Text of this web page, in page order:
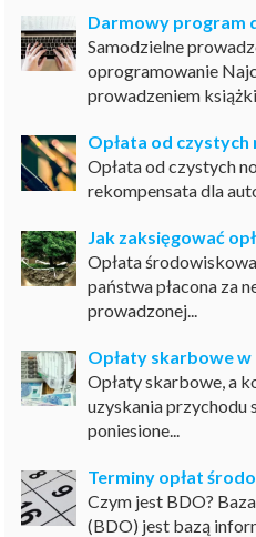
Darmowy program
Samodzielne
oprogramowanie
prowadzeniem
Opłata od czystych
Opłata od czystych
rekompensata dla
Jak zaksięgować
Opłata
państwa płacona za
prowadzonej...
Opłaty skarbowe w
Opłaty skarbowe, a
uzyskania przychodu
poniesione...
Terminy opłat
Czym jest BDO?
(BDO) jest bazą